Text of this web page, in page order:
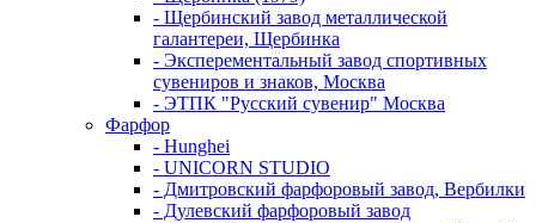
- Щербинский завод металлической
галантереи, Щербинка
- Эксперементальный завод спортивных
сувениров и знаков, Москва
- ЭТПК "Русский сувенир" Москва
Фарфор
- Hunghei
- UNICORN STUDIO
- Дмитровский фарфоровый завод, Вербилки
- Дулевский фарфоровый завод